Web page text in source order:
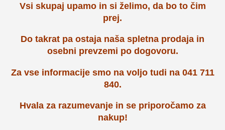
Vsi skupaj upamo in si želimo, da bo to čim
prej.
Do takrat pa ostaja naša spletna prodaja in
osebni prevzemi po dogovoru.
Za vse informacije smo na voljo tudi na 041 711
840.
Hvala za razumevanje in se priporočamo za
nakup!